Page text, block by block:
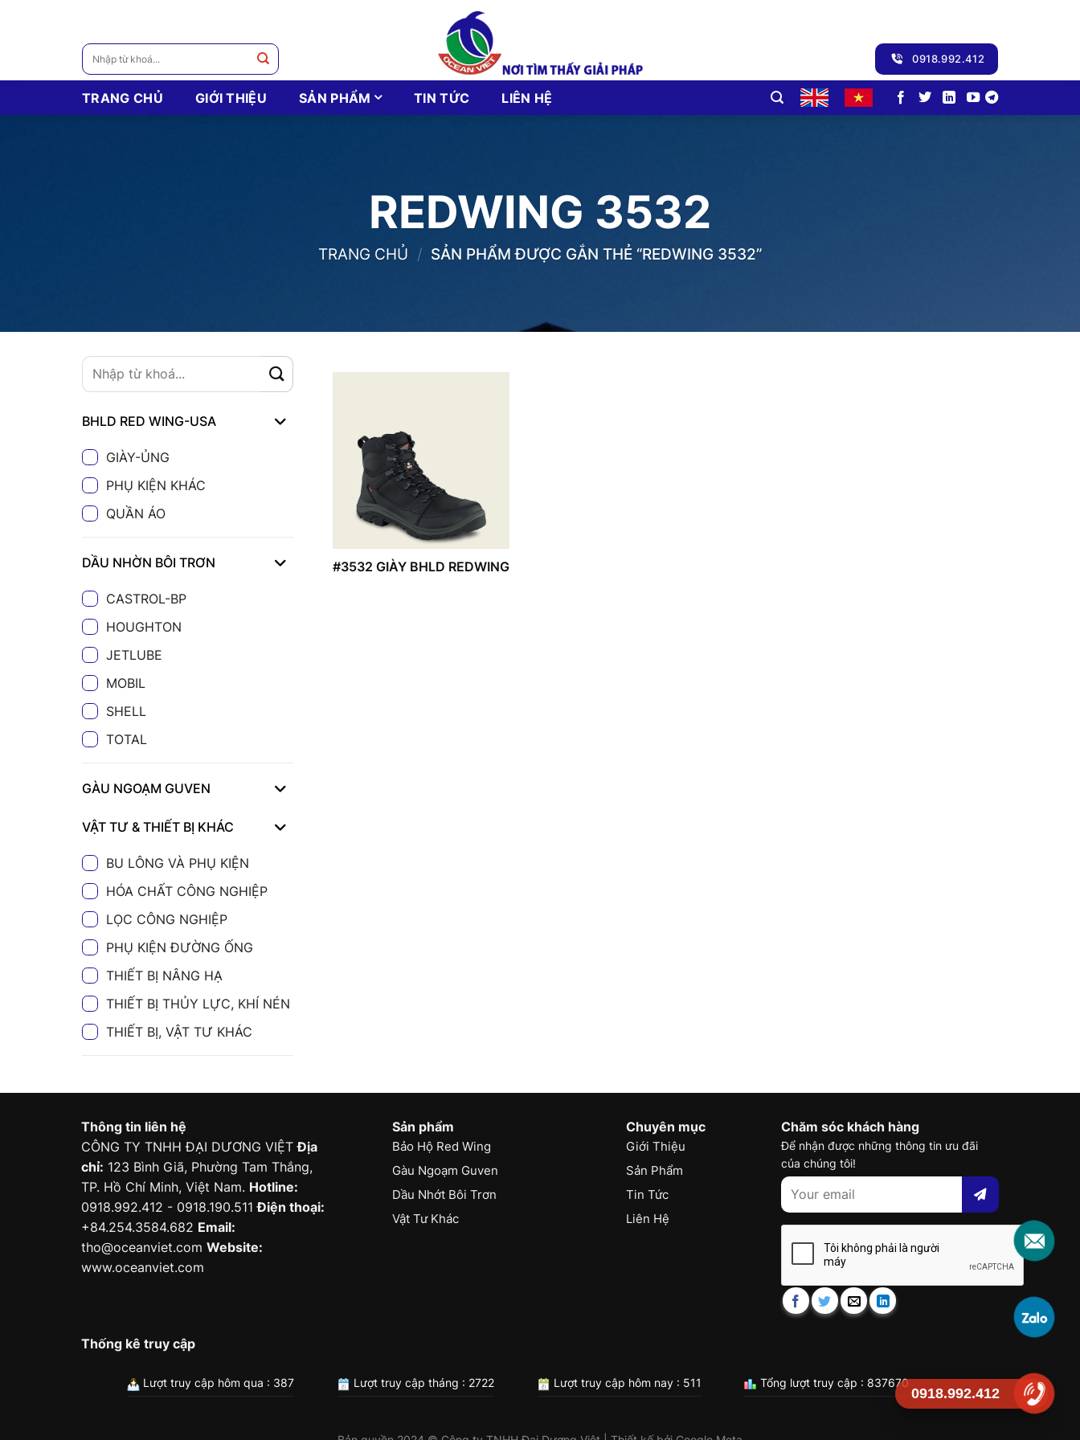
Tìm
kiếm:
0918.992.412
TRANG CHỦ GIỚI THIỆU SẢN PHẨM TIN TỨC LIÊN HỆ
REDWING 3532
TRANG CHỦ / SẢN PHẨM ĐƯỢC GẮN THẺ “REDWING 3532”
BHLD RED WING-USA
GIÀY-ỦNG
PHỤ KIỆN KHÁC
QUẦN ÁO
DẦU NHỜN BÔI TRƠN
CASTROL-BP
HOUGHTON
JETLUBE
MOBIL
SHELL
TOTAL
GÀU NGOẠM GUVEN
VẬT TƯ & THIẾT BỊ KHÁC
BU LÔNG VÀ PHỤ KIỆN
HÓA CHẤT CÔNG NGHIỆP
LỌC CÔNG NGHIỆP
PHỤ KIỆN ĐƯỜNG ỐNG
THIẾT BỊ NÂNG HẠ
THIẾT BỊ THỦY LỰC, KHÍ NÉN
THIẾT BỊ, VẬT TƯ KHÁC
#3532 GIÀY BHLD REDWING
Thông tin liên hệ
CÔNG TY TNHH ĐẠI DƯƠNG VIỆTĐịa
chỉ: 123 Bình Giã, Phường Tam Thắng,
TP. Hồ Chí Minh, Việt Nam. Hotline:
0918.992.412 - 0918.190.511Điện thoại:
+84.254.3584.682 Email:
tho@oceanviet.com Website:
www.oceanviet.com
Sản phẩm
Bảo Hộ Red Wing
Gàu Ngoạm Guven
Dầu Nhớt Bôi Trơn
Vật Tư Khác
Chuyên mục
Giới Thiệu
Sản Phẩm
Tin Tức
Liên Hệ
Chăm sóc khách hàng
Để nhận được những thông tin ưu đãi
của chúng tôi!
Thống kê truy cập
Lượt truy cập hôm qua : 387 Lượt truy cập tháng : 2722 Lượt truy cập hôm nay : 511 Tổng lượt truy cập : 837670
0918.992.412